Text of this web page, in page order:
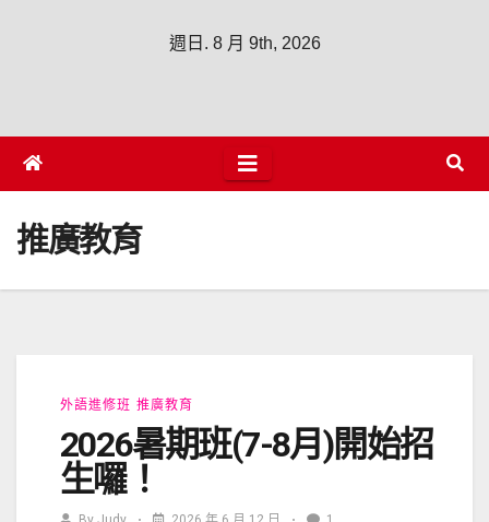
週日. 8 月 9th, 2026
推廣教育
外語進修班 推廣教育
2026暑期班(7-8月)開始招
生囉！